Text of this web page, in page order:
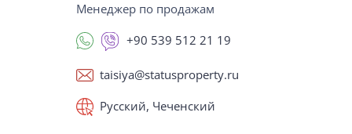
Менеджер по продажам
+90 539 512 21 19
taisiya@statusproperty.ru
Русский, Чеченский